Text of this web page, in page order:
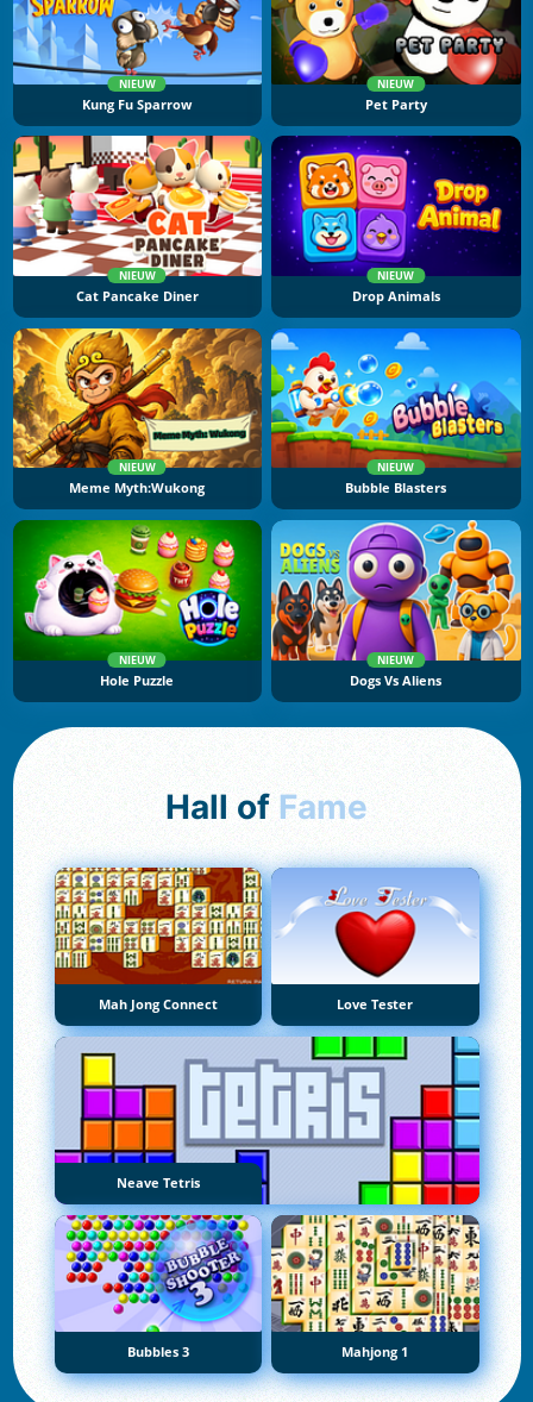
NIEUW
Kung Fu Sparrow
NIEUW
Pet Party
NIEUW
Cat Pancake Diner
NIEUW
Drop Animals
NIEUW
Meme Myth:Wukong
NIEUW
Bubble Blasters
NIEUW
Hole Puzzle
NIEUW
Dogs Vs Aliens
Hall of Fame
Mah Jong Connect Love Tester
Neave Tetris
Bubbles 3 Mahjong 1